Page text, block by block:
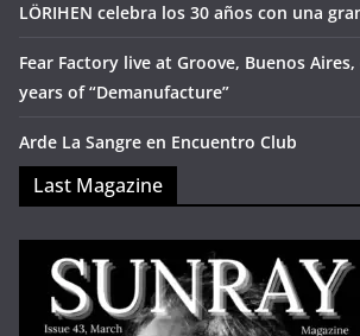
LÖRIHEN celebra los 30 años con una
Fear Factory live at Groove, Buenos
years of “Demanufacture”
Arde La Sangre en Encuentro Club
Last Magazine